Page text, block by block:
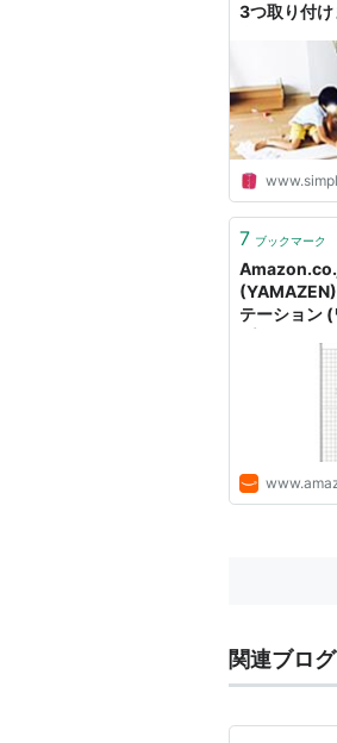
3つ取り付け
7 ブックマーク
テーション
関連ブログ